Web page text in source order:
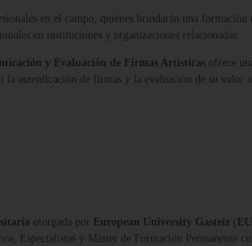
en el campo, quienes brindarán una
en instituciones y organizaciones relacionadas.
y Evaluación de Firmas Artísticas ofrece
la autenticación de firmas y la evaluación de su valor
otorgada por European University Gasteiz (
Especialistas y Máster de Formación Permanente